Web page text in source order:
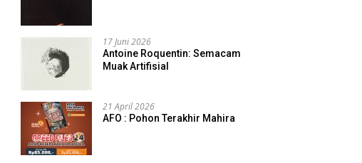
17 Juni 2026
Antoine Roquentin: Semacam
Muak Artifisial
21 April 2026
AFO : Pohon Terakhir Mahira